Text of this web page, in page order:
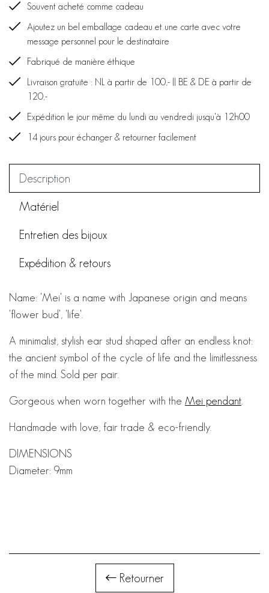
Souvent acheté comme cadeau
Ajoutez un bel emballage cadeau et une carte avec votre
message personnel pour le destinataire
Fabriqué de manière éthique
Livraison gratuite : NL à partir de 100,- || BE & DE à partir de
120,-
Expédition le jour même du lundi au vendredi jusqu'à 12h00
14 jours pour échanger & retourner facilement
Description
Matériel
Entretien des bijoux
Expédition & retours
Name: 'Mei' is a name with Japanese origin and means
'flower bud', 'life'.
A minimalist, stylish ear stud shaped after an endless knot:
the ancient symbol of the cycle of life and the limitlessness
of the mind. Sold per pair.
Gorgeous when worn together with the Mei pendant
Handmade with love, fair trade & eco-friendly.
DIMENSIONS
Diameter: 9mm
Retourner